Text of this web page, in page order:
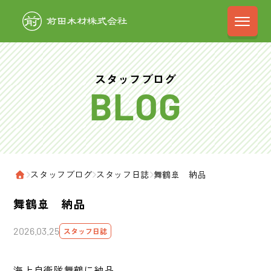
前田木材株式
スタッフブログ
ホーム
›スタッフブログ›スタッフ日誌›舞鶴🚢 納品
舞鶴🚢 納品
2026.03.25 スタッフ日誌